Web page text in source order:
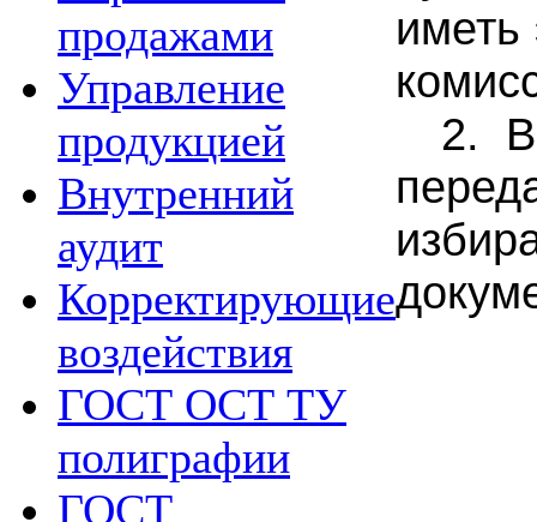
продажами
Управление
продукцией
Внутренний
аудит
Корректирующие
воздействия
ГОСТ ОСТ ТУ
полиграфии
ГОСТ
иметь
2.